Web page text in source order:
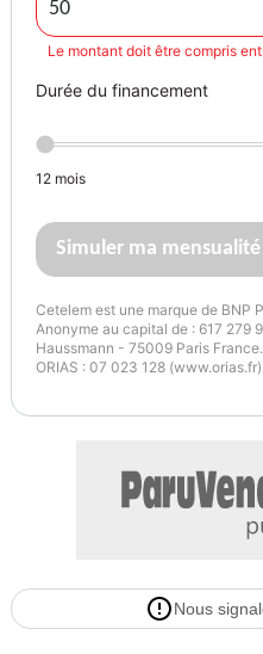
Le montant doit être compris
Durée du financement
12 mois
Simuler ma mensualité
Cetelem est une marque de BNP
Anonyme au capital de : 617 279
Haussmann - 75009 Paris
ORIAS : 07 023 128
Nous